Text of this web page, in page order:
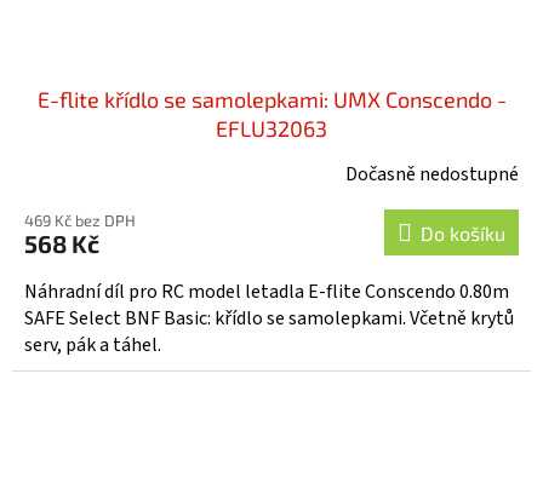
E-flite křídlo se samolepkami: UMX Conscendo -
EFLU32063
Dočasně nedostupné
469 Kč bez DPH
568 Kč Do košíku
Náhradní díl pro RC model letadla E-flite Conscendo 0.80m
SAFE Select BNF Basic: křídlo se samolepkami. Včetně krytů
serv, pák a táhel.